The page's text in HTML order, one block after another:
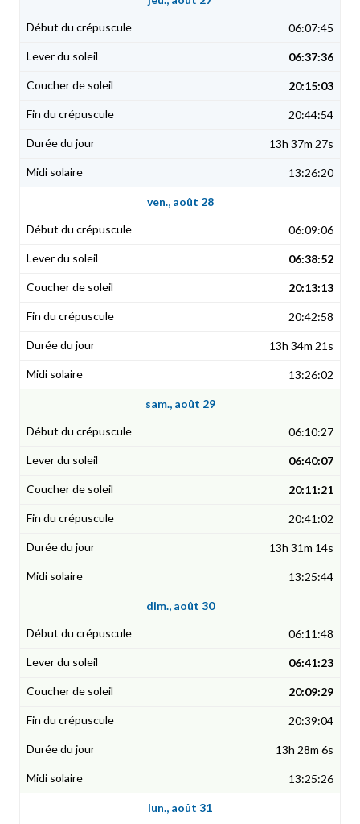
06:07:45
06:37:36
20:15:03
20:44:54
13h 37m 27s
13:26:20
ven., août 28
06:09:06
06:38:52
20:13:13
20:42:58
13h 34m 21s
13:26:02
sam., août 29
06:10:27
06:40:07
20:11:21
20:41:02
13h 31m 14s
13:25:44
dim., août 30
06:11:48
06:41:23
20:09:29
20:39:04
13h 28m 6s
13:25:26
lun., août 31